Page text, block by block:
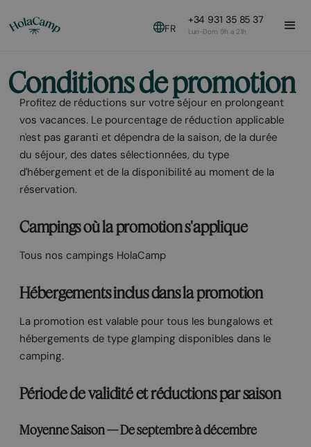
FR
+34 931 35 85 37
Lun-Dom 9h a 21h
Conditions de promotion
Profitez de réductions sur votre séjour en prolongeant
vos vacances. Le pourcentage de réduction applicable
n'est pas garanti et dépendra de la saison, de la durée
du séjour, des dates sélectionnées, du type
d'hébergement et de la disponibilité au moment de la
réservation.
Campings où la promotion s'applique
Tous nos campings HolaCamp
Hébergements inclus dans la promotion
La promotion est valable pour tous les bungalows et
hébergements de type glamping disponibles dans le
camping.
Période de validité et réductions par saison
Moyenne Saison — De septembre à décembre